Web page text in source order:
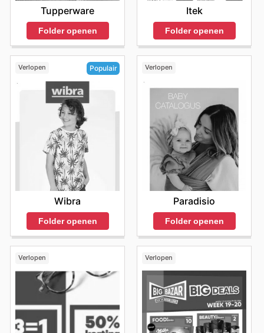
Tupperware
Folder openen
Itek
Folder openen
Verlopen Populair
Wibra
Folder openen
Verlopen
Paradisio
Folder openen
Verlopen Verlopen